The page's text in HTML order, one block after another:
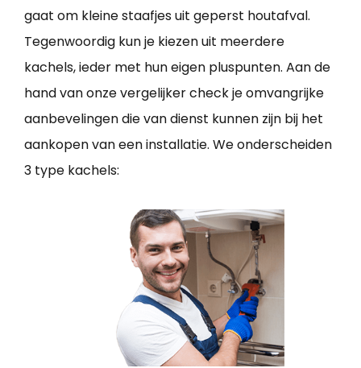
gaat om kleine staafjes uit geperst houtafval.
Tegenwoordig kun je kiezen uit meerdere
kachels, ieder met hun eigen pluspunten. Aan de
hand van onze vergelijker check je omvangrijke
aanbevelingen die van dienst kunnen zijn bij het
aankopen van een installatie. We onderscheiden
3 type kachels: